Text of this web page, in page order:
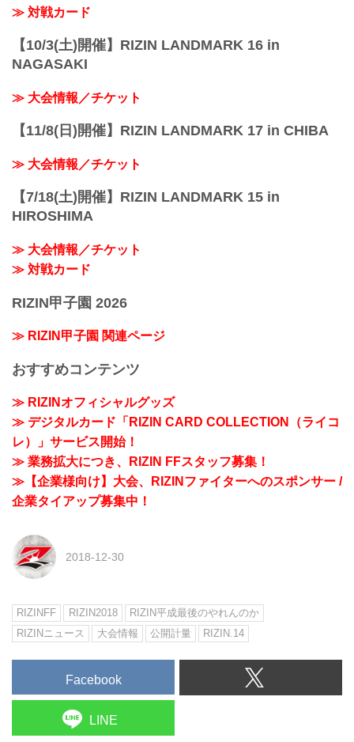
≫ 対戦カード
【10/3(土)開催】RIZIN LANDMARK 16 in
NAGASAKI
≫ 大会情報／チケット
【11/8(日)開催】RIZIN LANDMARK 17 in CHIBA
≫ 大会情報／チケット
【7/18(土)開催】RIZIN LANDMARK 15 in
HIROSHIMA
≫ 大会情報／チケット
≫ 対戦カード
RIZIN甲子園 2026
≫ RIZIN甲子園 関連ページ
おすすめコンテンツ
≫ RIZINオフィシャルグッズ
≫ デジタルカード「RIZIN CARD COLLECTION（ライコ
レ）」サービス開始！
≫ 業務拡大につき、RIZIN FFスタッフ募集！
≫【企業様向け】大会、RIZINファイターへのスポンサー /
企業タイアップ募集中！
2018-12-30
RIZINFF RIZIN2018
RIZIN平成最後のやれんのか
RIZINニュース
大会情報 公開計量 RIZIN.14
Facebook
LINE